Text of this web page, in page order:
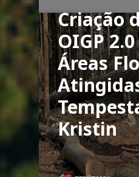
Criação
OIGP
Áreas
Kristin